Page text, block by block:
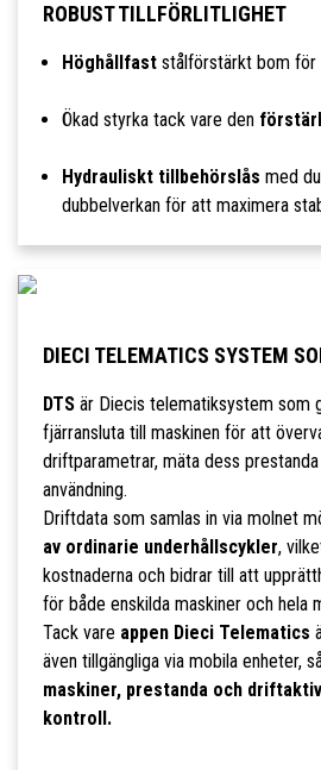
ROBUST TILLFÖRLITLIGHET
Höghållfaststålförstärkt bom för
Ökad styrka tack vare den
Hydrauliskt tillbehörslås med
dubbelverkan för att maximera
DIECI TELEMATICS SYSTEM
DTSär Diecis telematiksystem som
fjärransluta till maskinen för att
driftparametrar, mäta dess
användning.
Driftdata som samlas in via molnet
av ordinarie underhållscykler,
kostnaderna och bidrar till att
för både enskilda maskiner och hela
Tack vare appen Dieci Telematics
även tillgängliga via mobila enheter,
maskiner, prestanda och
kontroll.